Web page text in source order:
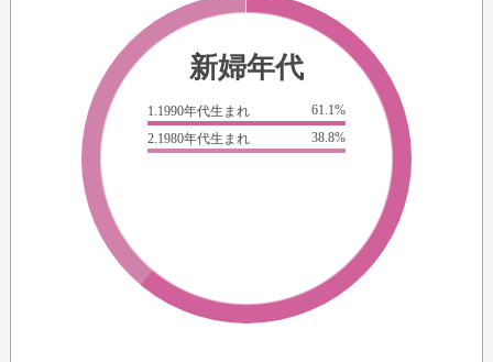
新婦年代
1.1990年代生まれ
61.1%
2.1980年代生まれ
38.8%